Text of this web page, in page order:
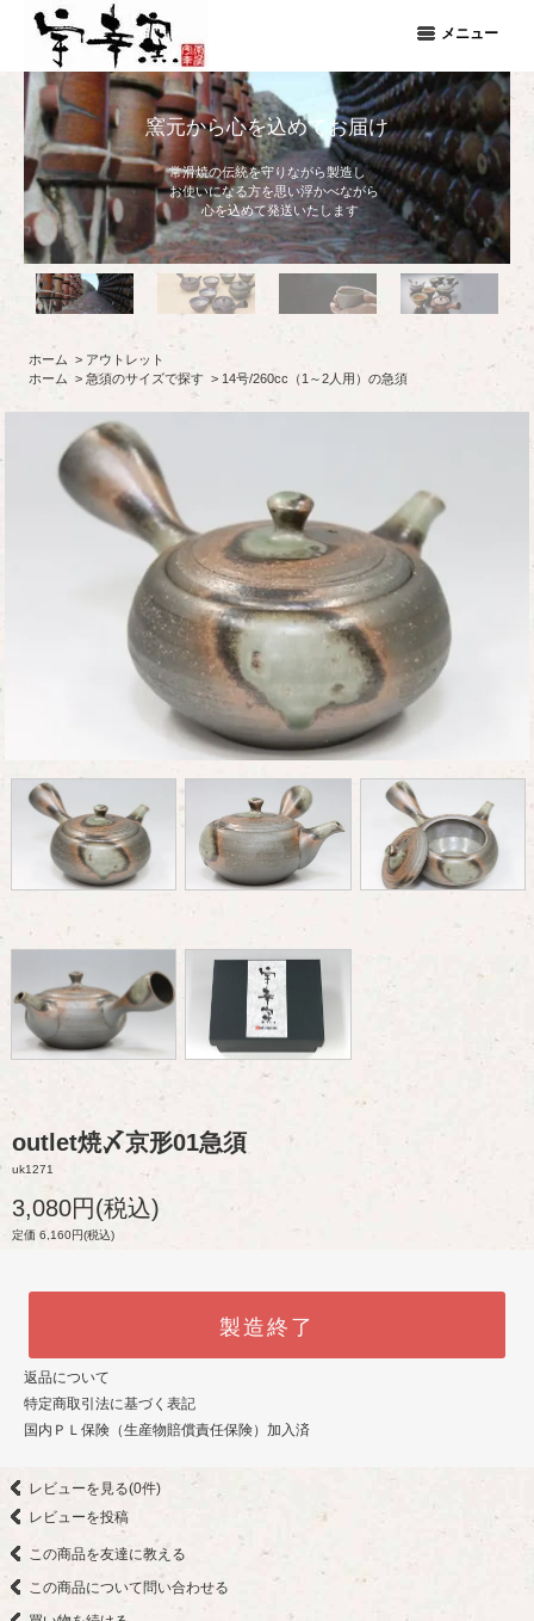
メニュー
窯元から心を込めてお届け
常滑焼の伝統を守りながら製造し
お使いになる方を思い浮かべながら
心を込めて発送いたします
ホーム > アウトレット
ホーム >急須のサイズで探す > 14号/260cc（1～2人用）の急須
outlet焼〆京形01急須
uk1271
3,080円(税込)
定価 6,160円(税込)
製造終了
返品について
特定商取引法に基づく表記
国内ＰＬ保険（生産物賠償責任保険）加入済
レビューを見る(0件)
レビューを投稿
この商品を友達に教える
この商品について問い合わせる